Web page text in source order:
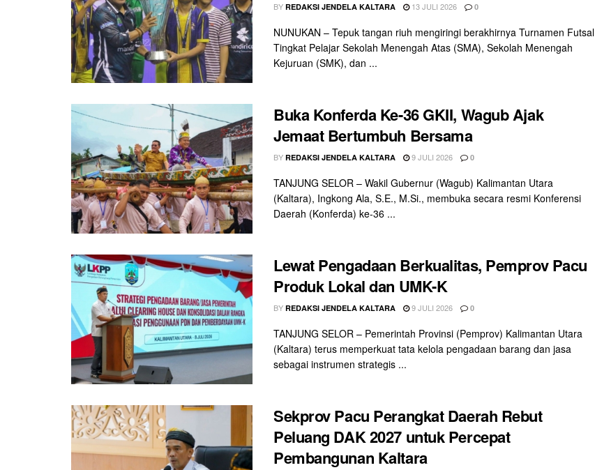
BY REDAKSI JENDELA KALTARA 13 JULI 2026 0
NUNUKAN – Tepuk tangan riuh mengiringi berakhirnya Turnamen Futsal
Tingkat Pelajar Sekolah Menengah Atas (SMA), Sekolah Menengah
Kejuruan (SMK), dan ...
Buka Konferda Ke-36 GKII, Wagub Ajak
Jemaat Bertumbuh Bersama
BY REDAKSI JENDELA KALTARA 9 JULI 2026 0
TANJUNG SELOR – Wakil Gubernur (Wagub) Kalimantan Utara
(Kaltara), Ingkong Ala, S.E., M.Si., membuka secara resmi Konferensi
Daerah (Konferda) ke-36 ...
Lewat Pengadaan Berkualitas, Pemprov Pacu
Produk Lokal dan UMK-K
BY REDAKSI JENDELA KALTARA 9 JULI 2026 0
TANJUNG SELOR – Pemerintah Provinsi (Pemprov) Kalimantan Utara
(Kaltara) terus memperkuat tata kelola pengadaan barang dan jasa
sebagai instrumen strategis ...
Sekprov Pacu Perangkat Daerah Rebut
Peluang DAK 2027 untuk Percepat
Pembangunan Kaltara